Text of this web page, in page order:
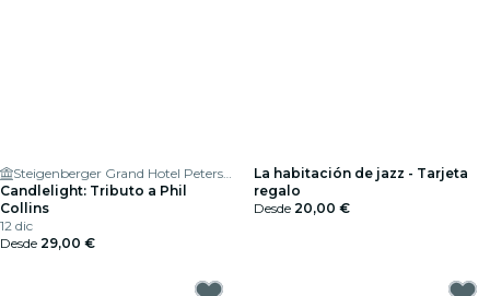
Steigenberger Grand Hotel Petersberg
Candlelight: Tributo a Phil
Collins
12 dic
Desde 29,00 €
La habitación de jazz - Tarjeta
regalo
Desde 20,00 €